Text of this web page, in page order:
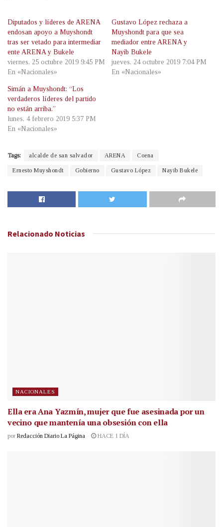
Diputados y líderes de ARENA
endosan apoyo a Muyshondt
tras ser vetado para intermediar
ente ARENA y Bukele
viernes, 25 octubre 2019 9:45 PM
En «Nacionales»
Gustavo López rechaza a
Muyshondt para que sea
mediador entre ARENA y
Nayib Bukele
jueves, 24 octubre 2019 7:04 PM
En «Nacionales»
Simán a Muyshondt: “Los
verdaderos líderes del partido
no están arriba.”
lunes, 4 febrero 2019 5:37 PM
En «Nacionales»
Tags: alcalde de san salvador ARENA Coena
Ernesto Muyshondt Gobierno Gustavo López Nayib Bukele
Relacionado Noticias
NACIONALES
Ella era Ana Yazmín, mujer que fue asesinada por un
vecino que mantenía una obsesión con ella
por Redacción Diario La Página HACE 1 DÍA